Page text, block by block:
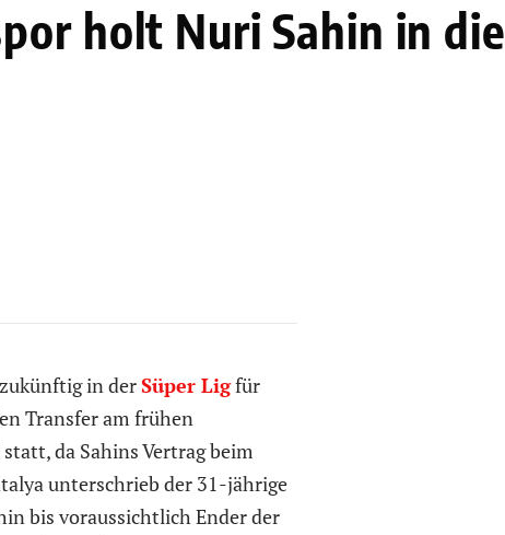
holt Nuri Sahin in die
in derSüper Ligfür
Transfer am frühen
da Sahins Vertrag beim
unterschrieb der 31-jährige
bis voraussichtlich Ender der